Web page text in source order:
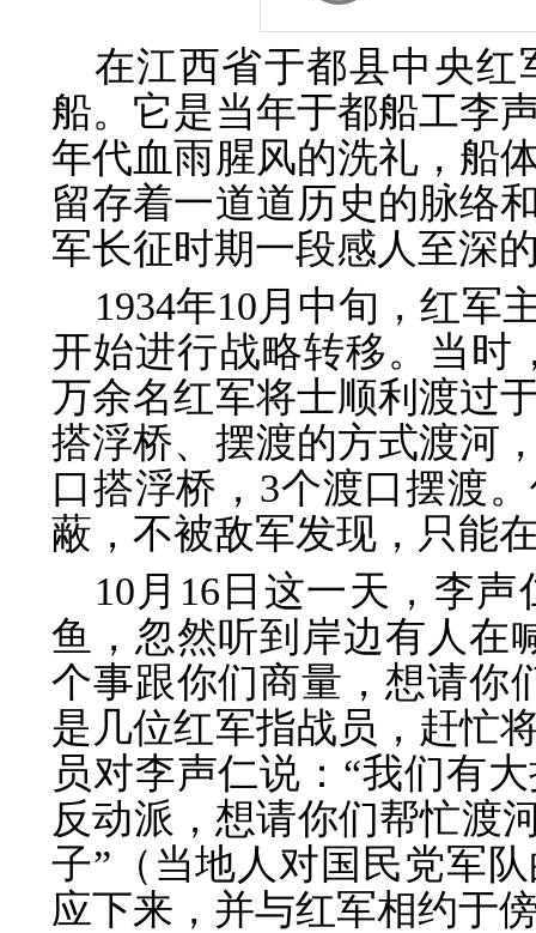
在江西省于都县中央
船。它是当年于都船工李
年代血雨腥风的洗礼，船
留存着一道道历史的脉络
军长征时期一段感人至深
1934年10月中旬，红军
开始进行战略转移。当时
万余名红军将士顺利渡过
搭浮桥、摆渡的方式渡河
口搭浮桥，3个渡口摆渡
蔽，不被敌军发现，只能
10月16日这一天，李
鱼，忽然听到岸边有人在
个事跟你们商量，想请你
是几位红军指战员，赶忙
员对李声仁说：“我们有
反动派，想请你们帮忙渡
子”（当地人对国民党军
应下来，并与红军相约于